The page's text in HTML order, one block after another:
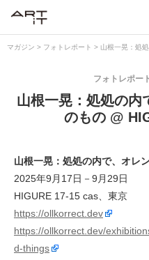
マガジン > フォトレポート > 山根一晃：処
フォトレポー
山根一晃：処処の内
のもの @
山根一晃：処処の内で、オレ
2025年9月17日－9月29日
HIGURE 17-15 cas、東京
https://ollkorrect.dev
https://ollkorrect.dev/
d-things